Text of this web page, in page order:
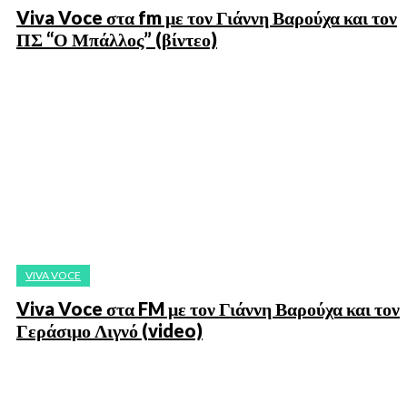
Viva Voce στα fm με τον Γιάννη Βαρούχα και τον
ΠΣ “Ο Μπάλλος” (βίντεο)
VIVA VOCE
Viva Voce στα FM με τον Γιάννη Βαρούχα και τον
Γεράσιμο Λιγνό (video)